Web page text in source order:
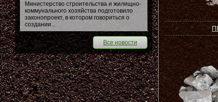
Министерство строительства и жилищно-
коммунального хозяйства подготовило
законопроект, в котором говориться о
создании...
Все новости